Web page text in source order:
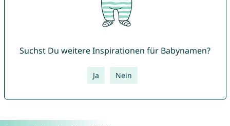
Suchst Du weitere Inspirationen für Babynamen?
Ja Nein